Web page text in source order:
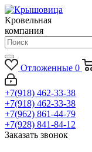
Кровельная
компания
Отложенные 0
+7(918) 462-33-38
+7(918) 462-33-38
+7(962) 861-44-79
+7(928) 841-84-12
Заказать звонок